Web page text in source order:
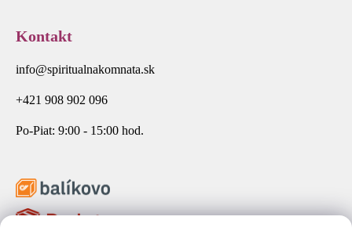
Kontakt
info@spiritualnakomnata.sk
+421 908 902 096
Po-Piat: 9:00 - 15:00 hod.